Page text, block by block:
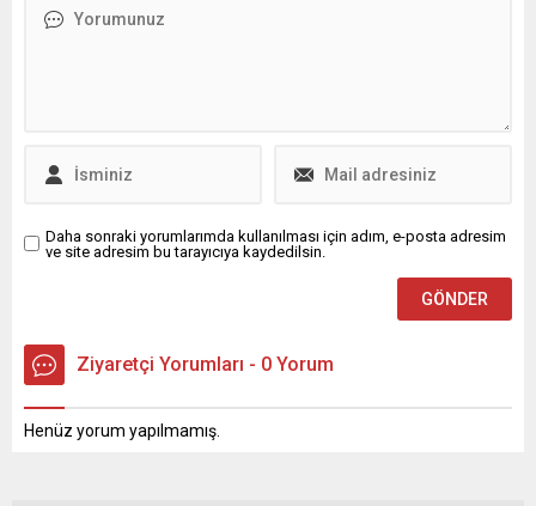
yaptığı paylaşımda ...
düzenlenecek NATO...
Daha sonraki yorumlarımda kullanılması için adım, e-posta adresim
ve site adresim bu tarayıcıya kaydedilsin.
Ziyaretçi Yorumları - 0 Yorum
Henüz yorum yapılmamış.